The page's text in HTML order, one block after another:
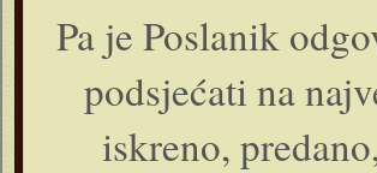
Pa je Poslanik
podsjećati na
iskreno,